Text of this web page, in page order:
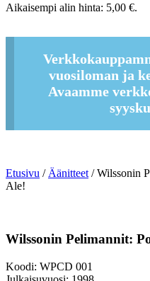
oli:
on:
Aikaisempi alin hinta: 5,00 €.
vuosiloman ja
Avaamme
Etusivu /Äänitteet/ Wilssonin
Ale!
Wilssonin Pelimannit:
Koodi: WPCD 001